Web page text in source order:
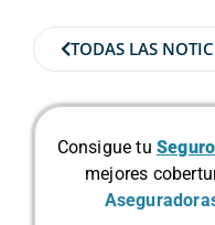
TODAS LAS
Consigue tu
mejores